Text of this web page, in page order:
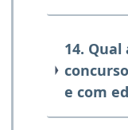
14.
e com